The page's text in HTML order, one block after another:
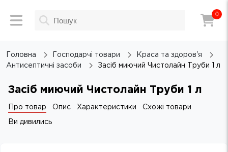
0
Головна Господарчі товари
Краса та здоров'я
Антисептичні засоби
Засіб миючий Чистолайн Труби 1 л
Засіб миючий Чистолайн Труби 1 л
Про товар Опис Характеристики Схожі товари
Ви дивились